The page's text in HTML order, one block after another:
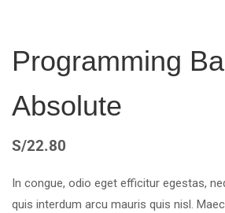
Programming
Absolute
S/22.80
In congue, odio eget efficitur egestas,
quis interdum arcu mauris quis nisl.